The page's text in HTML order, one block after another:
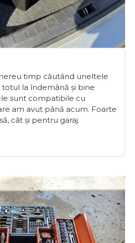
timp căutând uneltele
la îndemână și bine
sunt compatibile cu
am avut până acum. Foarte
cât și pentru garaj.